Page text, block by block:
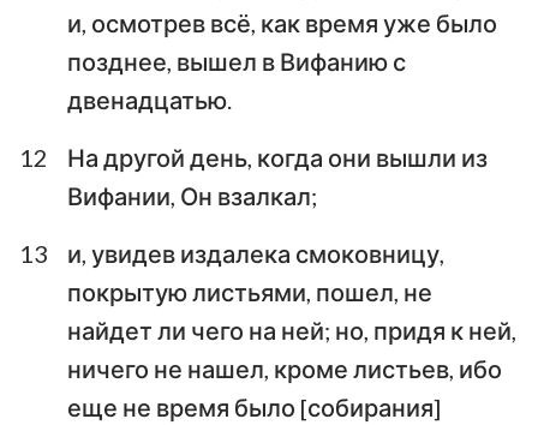
и, осмотрев всё, как время уже было
позднее, вышел в Вифанию с
двенадцатью.
12
На другой день, когда они вышли из
Вифании, Он взалкал;
13
и, увидев издалека смоковницу,
покрытую листьями, пошел, не
найдет ли чего на ней; но, придя к ней,
ничего не нашел, кроме листьев, ибо
еще не время было [собирания]